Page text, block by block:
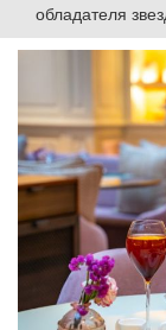
обладателя